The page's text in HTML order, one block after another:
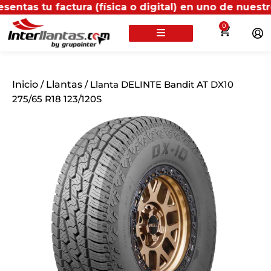
(física o digital) en uno de nuestros
0
Inicio / Llantas / Llanta DELINTE Bandit AT DX10
275/65 R18 123/120S